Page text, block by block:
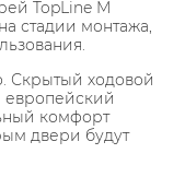
TopLine M
стадии монтажа,
Скрытый ходовой
европейский
комфорт
двери будут